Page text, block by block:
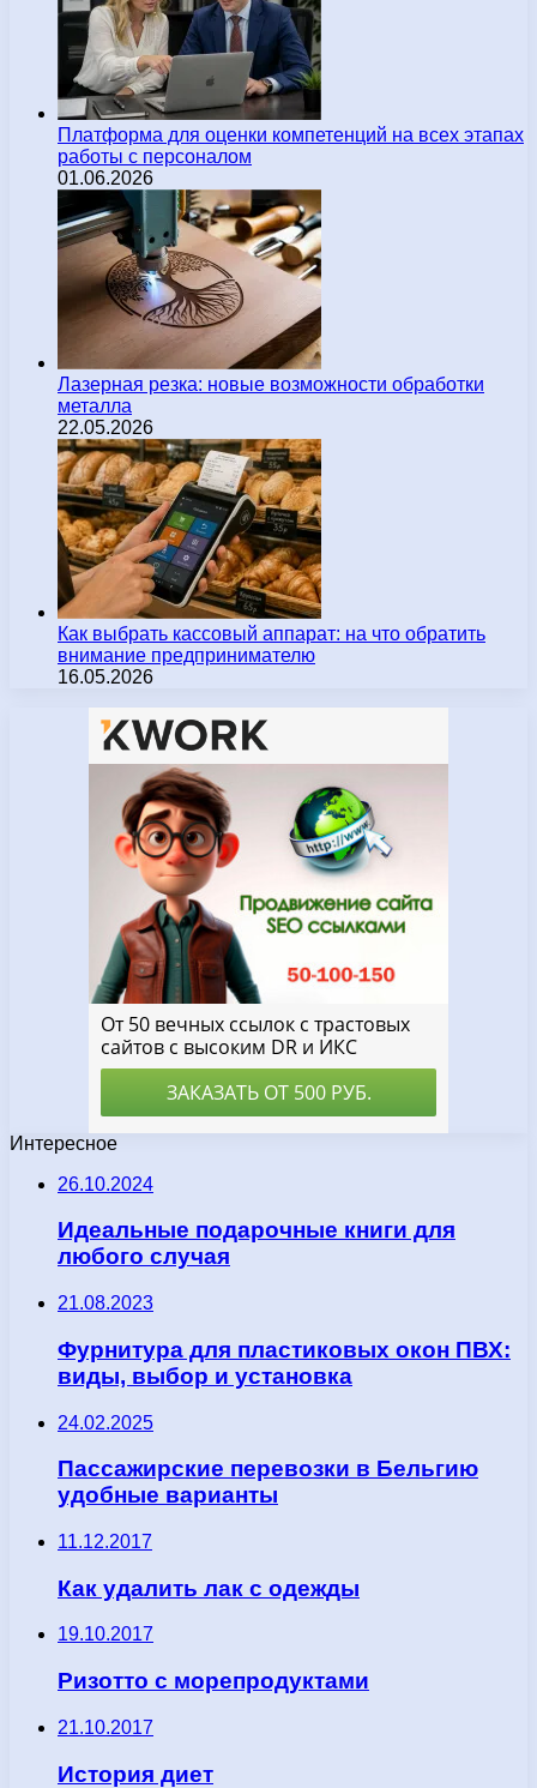
Платформа для оценки компетенций на всех этапах
работы с персоналом
01.06.2026
Лазерная резка: новые возможности обработки
металла
22.05.2026
Как выбрать кассовый аппарат: на что обратить
внимание предпринимателю
16.05.2026
Интересное
26.10.2024
Идеальные подарочные книги для
любого случая
21.08.2023
Фурнитура для пластиковых окон ПВХ:
виды, выбор и установка
24.02.2025
Пассажирские перевозки в Бельгию
удобные варианты
11.12.2017
Как удалить лак с одежды
19.10.2017
Ризотто с морепродуктами
21.10.2017
История диет